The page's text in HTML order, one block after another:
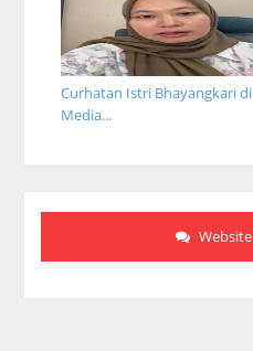
Curhatan Istri Bhayangkari di
Media...
Website